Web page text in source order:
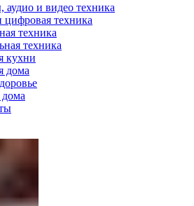
аудио и видео техника
техника
техника
техника
кухни
дома